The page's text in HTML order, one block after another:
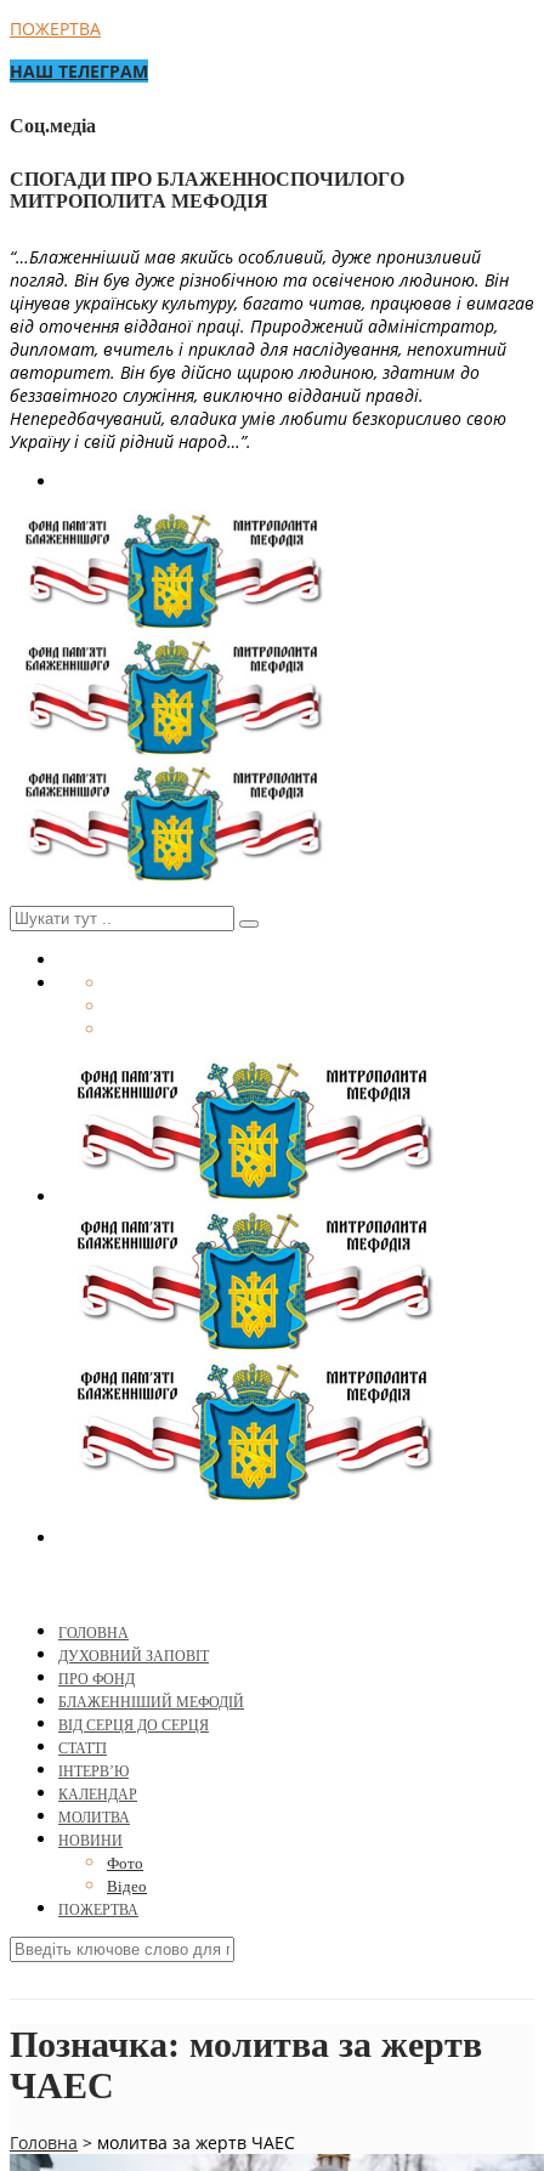
ПОЖЕРТВА
НАШ ТЕЛЕГРАМ
Соц.медіа
СПОГАДИ ПРО БЛАЖЕННОСПОЧИЛОГО
МИТРОПОЛИТА МЕФОДІЯ
“…Блаженніший мав якийсь особливий, дуже пронизливий
погляд. Він був дуже різнобічною та освіченою людиною. Він
цінував українську культуру, багато читав, працював і вимагав
від оточення відданої праці. Природжений адміністратор,
дипломат, вчитель і приклад для наслідування, непохитний
авторитет. Він був дійсно щирою людиною, здатним до
беззавітного служіння, виключно відданий правді.
Непередбачуваний, владика умів любити безкорисливо свою
Україну і свій рідний народ…”.
ГОЛОВНА
ДУХОВНИЙ ЗАПОВІТ
ПРО ФОНД
БЛАЖЕННІШИЙ МЕФОДІЙ
ВІД СЕРЦЯ ДО СЕРЦЯ
СТАТТІ
ІНТЕРВ’Ю
КАЛЕНДАР
МОЛИТВА
НОВИНИ
Фото
Відео
ПОЖЕРТВА
Позначка: молитва за жертв
ЧАЕС
Головна > молитва за жертв ЧАЕС